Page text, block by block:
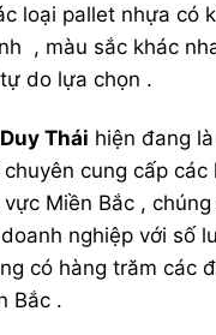
loại pallet nhựa có
, màu sắc khác
do lựa chọn .
Thái hiện đang
cung cấp các
Miền Bắc ,
nghiệp với số
có hàng trăm các
Bắc .